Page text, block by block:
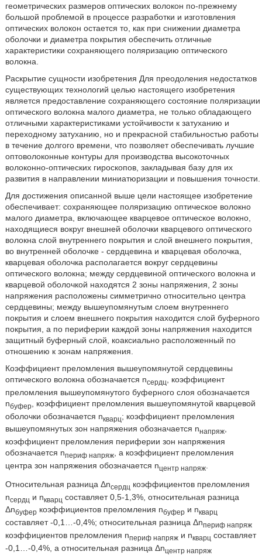
геометрических размеров оптических волокон по-прежнему
большой проблемой в процессе разработки и изготовления
оптических волокон остается то, как при снижении диаметра
оболочки и диаметра покрытия обеспечить отличные
характеристики сохраняющего поляризацию оптического
волокна.
Раскрытие сущности изобретения Для преодоления недостатков
существующих технологий целью настоящего изобретения
является предоставление сохраняющего состояние поляризации
оптического волокна малого диаметра, не только обладающего
отличными характеристиками устойчивости к затуханию и
переходному затуханию, но и прекрасной стабильностью работы
в течение долгого времени, что позволяет обеспечивать лучшие
оптоволоконные контуры для производства высокоточных
волоконно-оптических гироскопов, закладывая базу для их
развития в направлении миниатюризации и повышения точности.
Для достижения описанной выше цели настоящее изобретение
обеспечивает: сохраняющее поляризацию оптическое волокно
малого диаметра, включающее кварцевое оптическое волокно,
находящиеся вокруг внешней оболочки кварцевого оптического
волокна слой внутреннего покрытия и слой внешнего покрытия,
во внутренней оболочке - сердцевина и кварцевая оболочка,
кварцевая оболочка располагается вокруг сердцевины
оптического волокна; между сердцевиной оптического волокна и
кварцевой оболочкой находятся 2 зоны напряжения, 2 зоны
напряжения расположены симметрично относительно центра
сердцевины; между вышеупомянутым слоем внутреннего
покрытия и слоем внешнего покрытия находится слой буферного
покрытия, а по периферии каждой зоны напряжения находится
защитный буферный слой, коаксиально расположенный по
отношению к зонам напряжения.
Коэффициент преломления вышеупомянутой сердцевины
оптического волокна обозначается nсердц
, коэффициент
преломления вышеупомянутого буферного слоя обозначается
nбуфер
, коэффициент преломления вышеупомянутой кварцевой
оболочки обозначается nкварц; коэффициент преломления
вышеупомянутых зон напряжения обозначается nнапряж,
коэффициент преломления периферии зон напряжения
обозначается nпериф напряж, а коэффициент преломления
центра зон напряжения обозначается nцентр напряж.
Относительная разница Δnсердц коэффициентов преломления
nсердц и nкварц составляет 0,5-1,3%, относительная разница
Δnбуфер коэффициентов преломления nбуфер и nкварц
составляет -0,1…-0,4%; относительная разница Δnпериф напряж
коэффициентов преломления nпериф напряжи nкварц составляет
-0,1…-0,4%, а относительная разница Δnцентр напряж